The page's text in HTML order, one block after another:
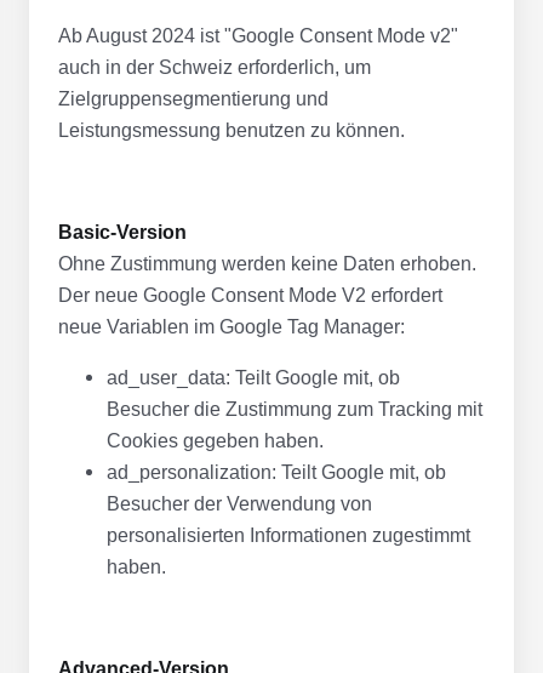
Ab August 2024 ist "Google Consent Mode v2"
auch in der Schweiz erforderlich, um
Zielgruppensegmentierung und
Leistungsmessung benutzen zu können.
Basic-Version
Ohne Zustimmung werden keine Daten erhoben.
Der neue Google Consent Mode V2 erfordert
neue Variablen im Google Tag Manager:
ad_user_data: Teilt Google mit, ob
Besucher die Zustimmung zum Tracking mit
Cookies gegeben haben.
ad_personalization: Teilt Google mit, ob
Besucher der Verwendung von
personalisierten Informationen zugestimmt
haben.
Advanced-Version